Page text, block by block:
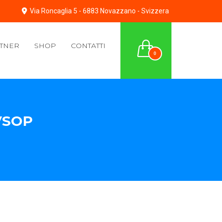
Via Roncaglia 5 - 6883 Novazzano - Svizzera
0
SHOP CONTATTI